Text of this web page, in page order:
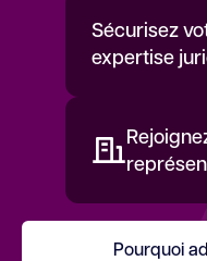
Sécurisez
expertise
Pourquoi